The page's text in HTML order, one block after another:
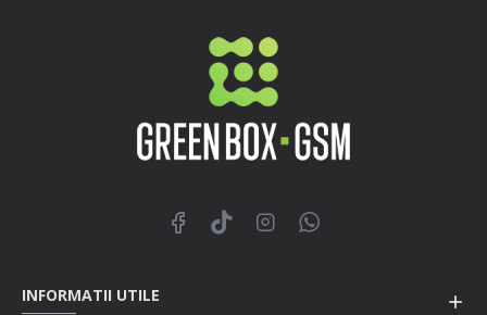
INFORMATII UTILE